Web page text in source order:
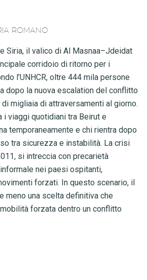
ROMANO
Siria, il valico di Al Masnaa–Jdeidat
corridoio di ritorno per i
l’UNHCR, oltre 444 mila persone
dopo la nuova escalation del conflitto
migliaia di attraversamenti al giorno.
i viaggi quotidiani tra Beirut e
temporaneamente e chi rientra dopo
tra sicurezza e instabilità. La crisi
si intreccia con precarietà
nei paesi ospitanti,
forzati. In questo scenario, il
meno una scelta definitiva che
mobilità forzata dentro un conflitto